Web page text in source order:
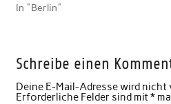
In "Berlin"
Schreibe einen
Deine E-Mail-Adresse wird
Erforderliche Felder sind mit*